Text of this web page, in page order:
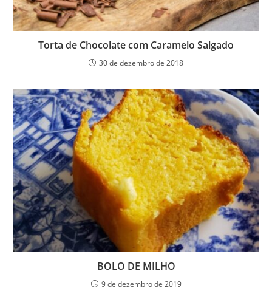
Torta de Chocolate com Caramelo Salgado
30 de dezembro de 2018
BOLO DE MILHO
9 de dezembro de 2019